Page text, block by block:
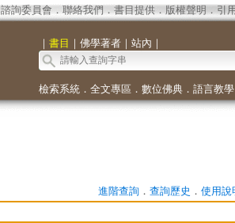
諮詢委員會． 聯絡我們 ． 書目提供． 版權聲明 ． 引
｜ 書目 ｜ 佛學著者｜ 站內 ｜
檢索系統． 全文專區 ． 數位佛典． 語言教學
進階查詢． 查詢歷史 ． 使用說